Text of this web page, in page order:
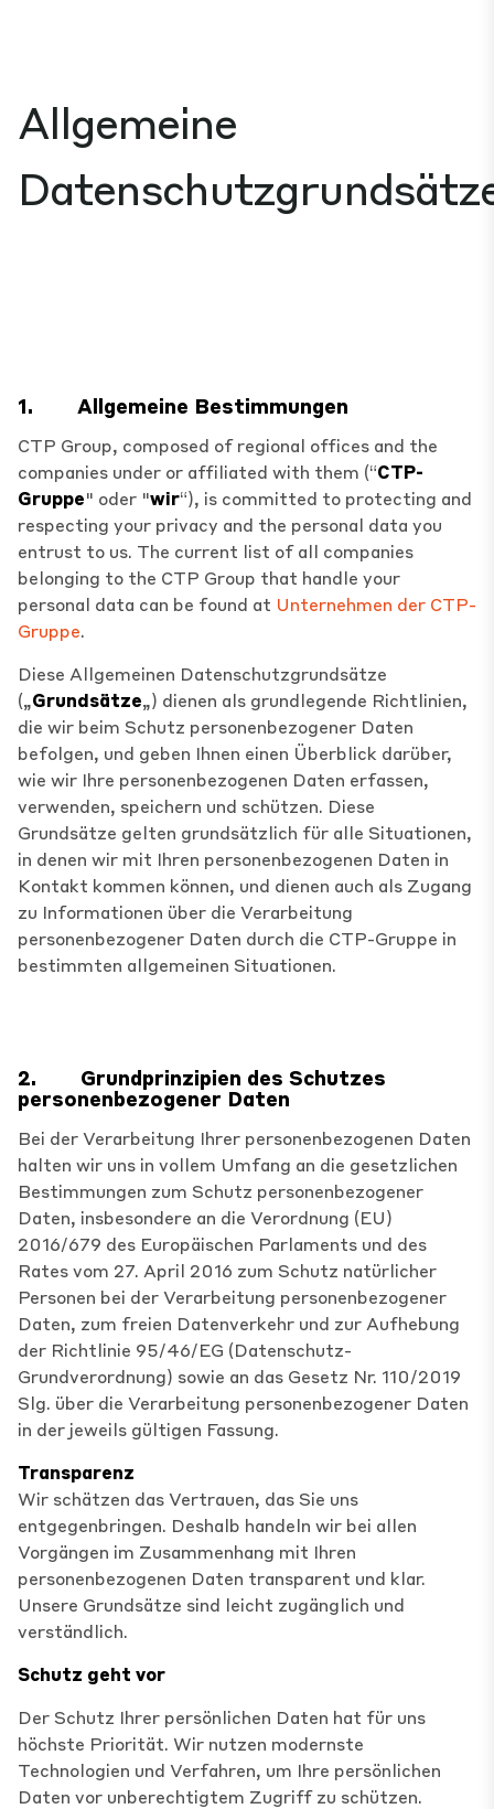
Allgemeine
1. Allgemeine Bestimmungen
CTP Group, composed of regional offices and the
companies under or affiliated with them (“CTP-
Gruppe" oder "wir“), is committed to protecting and
respecting your privacy and the personal data you
entrust to us. The current list of all companies
belonging to the CTP Group that handle your
personal data can be found at Unternehmen der CTP-
Gruppe.
Diese Allgemeinen Datenschutzgrundsätze
(„Grundsätze„) dienen als grundlegende Richtlinien,
die wir beim Schutz personenbezogener Daten
befolgen, und geben Ihnen einen Überblick darüber,
wie wir Ihre personenbezogenen Daten erfassen,
verwenden, speichern und schützen. Diese
Grundsätze gelten grundsätzlich für alle Situationen,
in denen wir mit Ihren personenbezogenen Daten in
Kontakt kommen können, und dienen auch als Zugang
zu Informationen über die Verarbeitung
personenbezogener Daten durch die CTP-Gruppe in
bestimmten allgemeinen Situationen.
2. Grundprinzipien des Schutzes
personenbezogener Daten
Bei der Verarbeitung Ihrer personenbezogenen Daten
halten wir uns in vollem Umfang an die gesetzlichen
Bestimmungen zum Schutz personenbezogener
Daten, insbesondere an die Verordnung (EU)
2016/679 des Europäischen Parlaments und des
Rates vom 27. April 2016 zum Schutz natürlicher
Personen bei der Verarbeitung personenbezogener
Daten, zum freien Datenverkehr und zur Aufhebung
der Richtlinie 95/46/EG (Datenschutz-
Grundverordnung) sowie an das Gesetz Nr. 110/2019
Slg. über die Verarbeitung personenbezogener Daten
in der jeweils gültigen Fassung.
Transparenz
Wir schätzen das Vertrauen, das Sie uns
entgegenbringen. Deshalb handeln wir bei allen
Vorgängen im Zusammenhang mit Ihren
personenbezogenen Daten transparent und klar.
Unsere Grundsätze sind leicht zugänglich und
verständlich.
Schutz geht vor
Der Schutz Ihrer persönlichen Daten hat für uns
höchste Priorität. Wir nutzen modernste
Technologien und Verfahren, um Ihre persönlichen
Daten vor unberechtigtem Zugriff zu schützen.